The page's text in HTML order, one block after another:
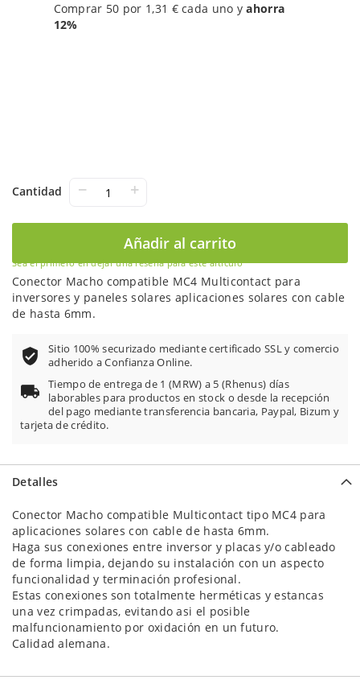
Comprar 50 por 1,31 € cada uno yahorra
12%
Cantidad − +
Añadir al carrito
Sea el primero en dejar una reseña para este artículo
Conector Macho compatible MC4 Multicontact para
inversores y paneles solares aplicaciones solares con cable
de hasta 6mm.
Sitio 100% securizado mediante certificado SSL y comercio
adherido a Confianza Online.
Tiempo de entrega de 1 (MRW) a 5 (Rhenus) días
laborables para productos en stock o desde la recepción
del pago mediante transferencia bancaria, Paypal, Bizum y
tarjeta de crédito.
Detalles
Conector Macho compatible Multicontact tipo MC4 para
aplicaciones solares con cable de hasta 6mm.
Haga sus conexiones entre inversor y placas y/o cableado
de forma limpia, dejando su instalación con un aspecto
funcionalidad y terminación profesional.
Estas conexiones son totalmente herméticas y estancas
una vez crimpadas, evitando asi el posible
malfuncionamiento por oxidación en un futuro.
Calidad alemana.